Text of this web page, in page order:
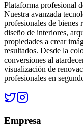
Plataforma profesional
Nuestra avanzada
profesionales de bienes
diseño de interiores,
propiedades a crear
resultados. Desde la
conversiones al
visualización de
profesionales en
Empresa